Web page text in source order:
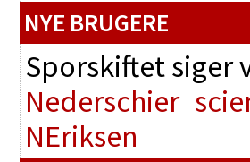
NYE BRUGERE
Sporskiftet
Nederschier
NEriksen